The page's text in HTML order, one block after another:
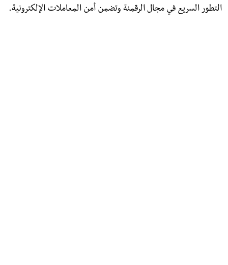
التطور السريع في مجال الرقمنة وتضمن أمن المعاملات الإلكترونية.